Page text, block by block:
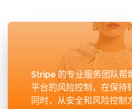
Stripe 的专业服务团队帮
平台的风险控制，在保持
同时，从安全和风险控制